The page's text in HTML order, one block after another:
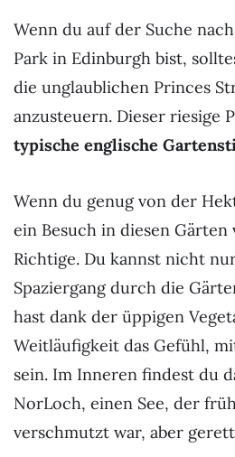
Wenn du auf der Suche
Park in Edinburgh bist,
die unglaublichen Princes
anzusteuern. Dieser riesige
typische englische
Wenn du genug von der
ein Besuch in diesen Gärten
Richtige. Du kannst nicht
Spaziergang durch die
hast dank der üppigen
Weitläufigkeit das Gefühl,
sein. Im Inneren findest du
NorLoch, einen See, der
verschmutzt war, aber